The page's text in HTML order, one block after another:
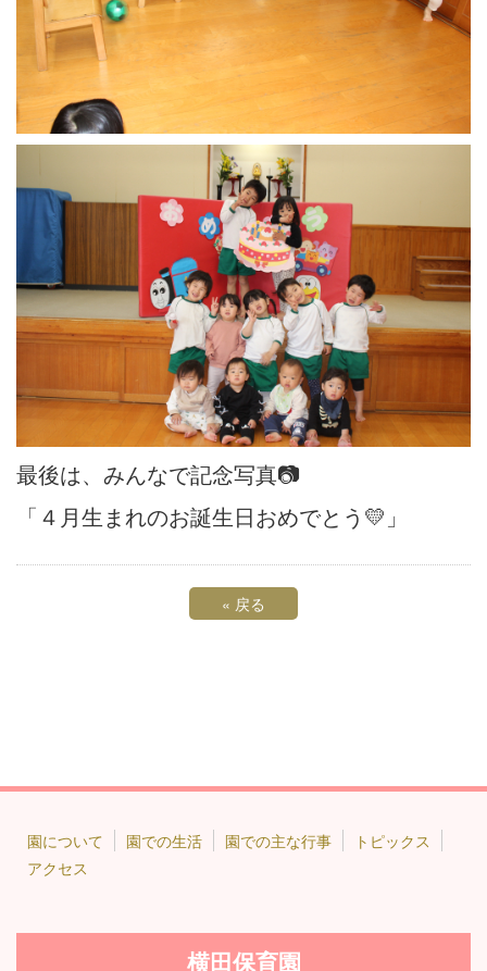
最後は、みんなで記念写真📷
「４月生まれのお誕生日おめでとう💛」
« 戻る
園について 園での生活 園での主な行事
トピックス
アクセス
横田保育園